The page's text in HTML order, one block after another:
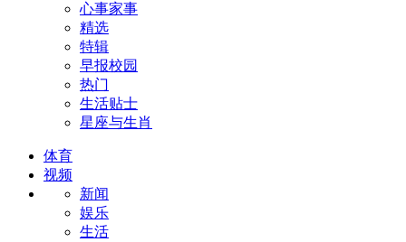
心事家事
精选
特辑
早报校园
热门
生活贴士
星座与生肖
体育
视频
新闻
娱乐
生活